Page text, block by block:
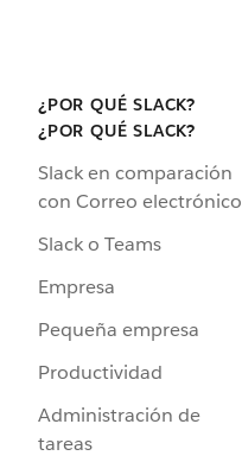
¿POR QUÉ SLACK?
¿POR QUÉ SLACK?
Slack en comparación
con Correo electrónico
Slack o Teams
Empresa
Pequeña empresa
Productividad
Administración de
tareas